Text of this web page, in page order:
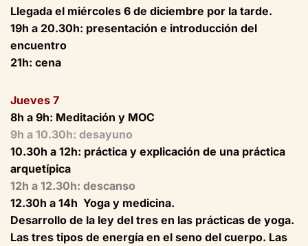
Llegada el miércoles 6 de diciembre por la tarde.
19h a 20.30h: presentación e introducción del
encuentro
21h: cena
Jueves 7
8h a 9h: Meditación y MOC
9h a 10.30h: desayuno
10.30h a 12h: práctica y explicación de una práctica
arquetípica
12h a 12.30h: descanso
12.30h a 14h Yoga y medicina.
Desarrollo de la ley del tres en las prácticas de yoga.
Las tres tipos de energía en el seno del cuerpo. Las